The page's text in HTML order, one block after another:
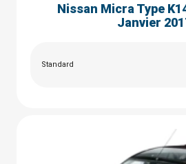
Nissan Micra Type
Janvier
Standard